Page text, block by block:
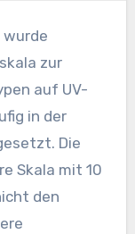
wurde
zur
auf UV-
in der
Die
Skala mit 10
den